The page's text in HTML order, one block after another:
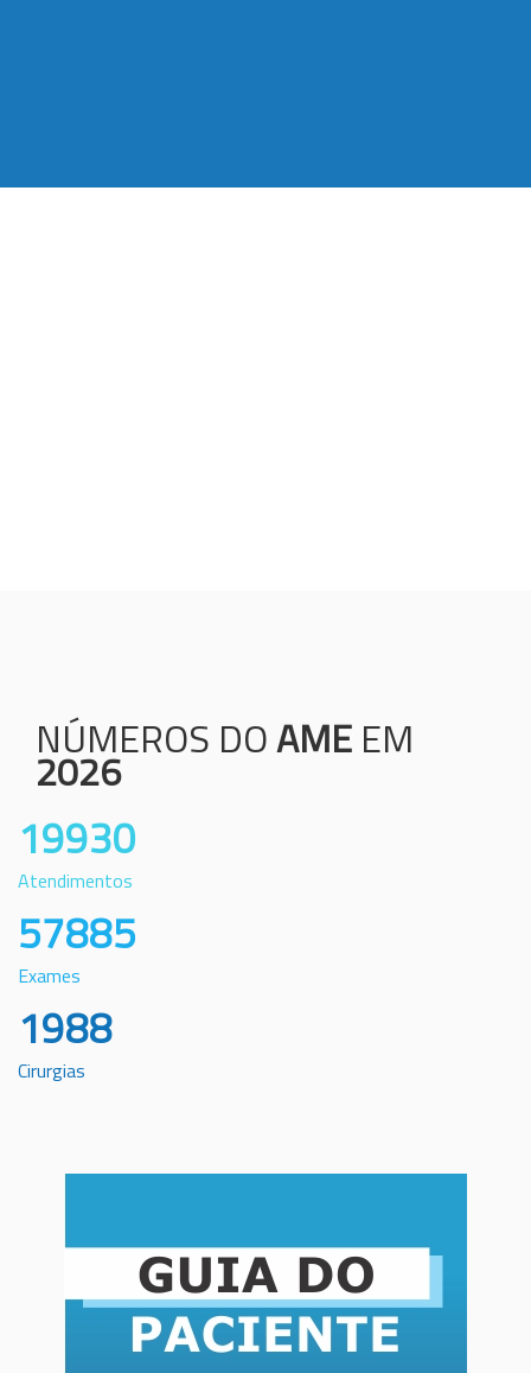
NÚMEROS DOAME EM
2026
19930
Atendimentos
57885
Exames
1988
Cirurgias